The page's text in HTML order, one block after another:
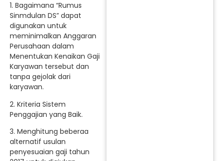
1. Bagaimana “Rumus
Sinmdulan DS” dapat
digunakan untuk
meminimalkan Anggaran
Perusahaan dalam
Menentukan Kenaikan Gaji
Karyawan tersebut dan
tanpa gejolak dari
karyawan.
2. Kriteria Sistem
Penggajian yang Baik.
3. Menghitung beberaa
alternatif usulan
penyesuaian gaji tahun